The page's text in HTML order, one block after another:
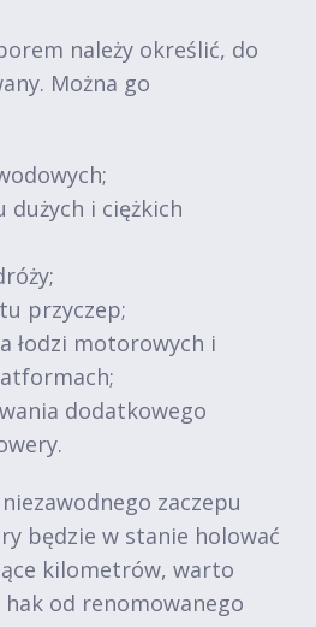
należy określić, do
Można go
dużych i ciężkich
przyczep;
łodzi motorowych i
dodatkowego
zaczepu
będzie w stanie holować
kilometrów, warto
od renomowanego